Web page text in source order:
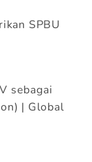
SPBU
sebagai
| Global